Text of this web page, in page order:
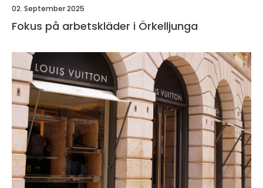
02. September 2025
Fokus på arbetskläder i Örkelljunga